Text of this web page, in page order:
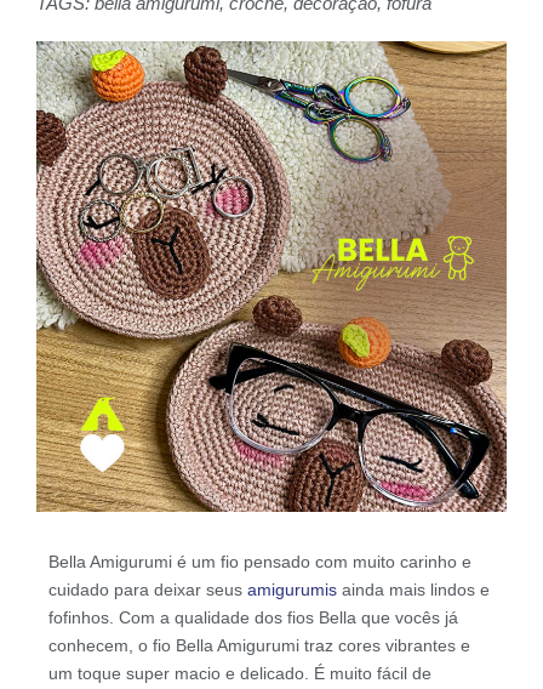
Bella Amigurumi é um fio pensado com muito carinho e
cuidado para deixar seus amigurumis ainda mais lindos e
fofinhos. Com a qualidade dos fios Bella que vocês já
conhecem, o fio Bella Amigurumi traz cores vibrantes e
um toque super macio e delicado. É muito fácil de